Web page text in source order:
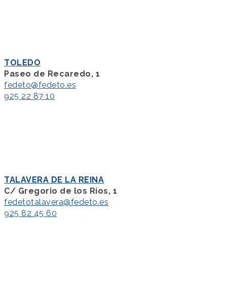
TOLEDO
Paseo de Recaredo, 1
fedeto@fedeto.es
925 22 87 10
TALAVERA DE LA REINA
C/ Gregorio de los Ríos, 1
fedetotalavera@fedeto.es
925 82 45 60